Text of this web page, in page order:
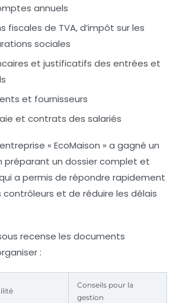
annuels
fiscales de TVA, d’impôt sur les
sociales
et justificatifs des entrées et
et fournisseurs
et contrats des salariés
« EcoMaison » a gagné un
préparant un dossier complet et
a permis de répondre rapidement
contrôleurs et de réduire les délais
recense les documents
:
Conseils pour la
gestion